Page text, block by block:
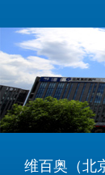
维百奥（北